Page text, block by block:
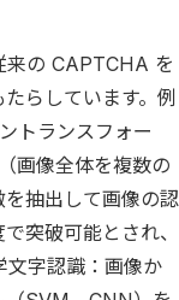
来の CAPTCHA を
らしています。例
トランスフォー
画像全体を複数の
抽出して画像の認
突破可能とされ、
文字認識：画像か